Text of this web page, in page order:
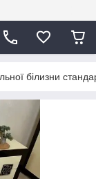
білизни